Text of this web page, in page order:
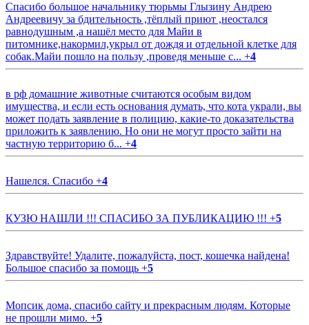
Спасибо большое начальнику тюрьмы Глызину Андрею
Андреевичу за бдительность ,тёплый приют ,неостался
равнодушным ,а нашёл место для Майи в
питомнике,накормил,укрыл от дождя и отдельной клетке для
собак.Майи пошло на пользу ,проведя меньше с... +4
в рф домашние животные считаются особым видом
имущества, и если есть основания думать, что кота украли, вы
может подать заявление в полицию, какие-то доказательства
приложить к заявлению. Но они не могут просто зайти на
частную территорию б... +4
Нашелся. Спасибо +4
КУЗЮ НАШЛИ !!! СПАСИБО ЗА ПУБЛИКАЦИЮ !!! +5
Здравствуйте! Удалите, пожалуйста, пост, кошечка найдена!
Большое спасибо за помощь +5
Мопсик дома, спасибо сайту и прекрасным людям. Которые
не прошли мимо. +5